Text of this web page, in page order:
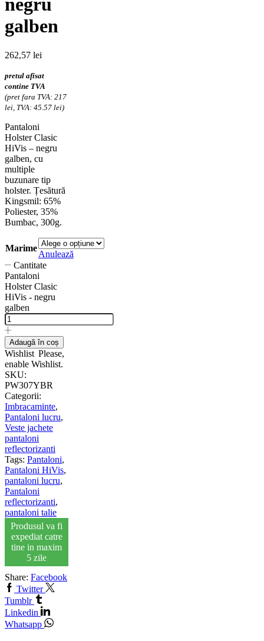
galben
262,57 lei
pretul afisat
contine TVA
(pret fara TVA: 217
lei, TVA: 45.57 lei)
Pantaloni
Holster Clasic
HiVis – negru
galben, cu
multiple
buzunare tip
holster. Țesătură
Kingsmil: 65%
Poliester, 35%
Bumbac, 300g.
Marime
Anulează
Cantitate
Pantaloni
Holster Clasic
HiVis - negru
galben
Adaugă în coș
Wishlist Please,
enable Wishlist.
SKU:
PW307YBR
Categorii:
Imbracaminte,
Pantaloni lucru,
Veste jachete
pantaloni
reflectorizanti
Tags: Pantaloni,
Pantaloni HiVis,
pantaloni lucru,
Pantaloni
reflectorizanti,
pantaloni talie
Produsul va fi
expediat catre
tine in maxim
5 zile
Share: Facebook
Twitter
Tumblr
Linkedin
Whatsapp